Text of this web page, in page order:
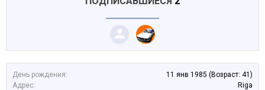
День рождения: 11 янв 1985 (Возраст: 41)
Адрес:
Riga